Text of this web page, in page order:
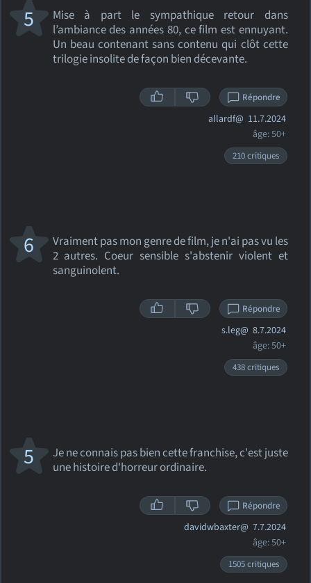
Mise à part le sympathique retour dans
l’ambiance des années 80, ce film est ennuyant.
Un beau contenant sans contenu qui clôt cette
trilogie insolite de façon bien décevante.
5
Répondre
allardf@ 11.7.2024
âge: 50+
210 critiques
Vraiment pas mon genre de film, je n'ai pas vu les
2 autres. Coeur sensible s'abstenir violent et
sanguinolent.
6
Répondre
s.leg@ 8.7.2024
âge: 50+
438 critiques
Je ne connais pas bien cette franchise, c'est juste
une histoire d'horreur ordinaire.
5
Répondre
davidwbaxter@ 7.7.2024
âge: 50+
1505 critiques